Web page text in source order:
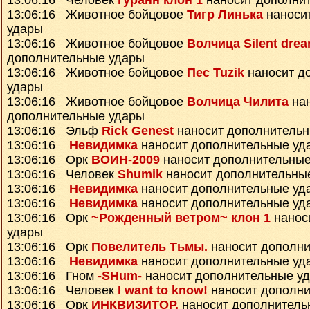
13:06:16 Животное бойцовое Тигр Линька
удары
13:06:16 Животное бойцовое Волчица Silent
дополнительные удары
13:06:16 Животное бойцовое Пес Tuzik наносит
удары
13:06:16 Животное бойцовое Волчица Чилита
дополнительные удары
13:06:16 Эльф Rick Genest наносит
13:06:16 Невидимкананосит дополнительные
13:06:16 Орк ВОИН-2009 наносит
13:06:16 Человек Shumik наносит
13:06:16 Невидимкананосит дополнительные
13:06:16 Невидимкананосит дополнительные
13:06:16 Орк ~Рожденный ветром~ клон 1
удары
13:06:16 Орк Повелитель Тьмы. наносит
13:06:16 Невидимкананосит дополнительные
13:06:16 Гном -SHum- наносит дополнительные
13:06:16 Человек I want to know! наносит
13:06:16 Орк ИНКВИЗИТОР. наносит